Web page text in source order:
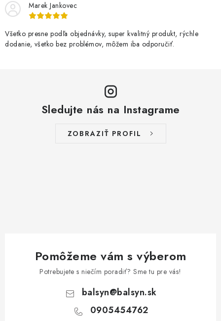
Marek Jankovec
Všetko presne podľa objednávky, super kvalitný produkt, rýchle
dodanie, všetko bez problémov, môžem iba odporučiť.
Sledujte nás na Instagrame
ZOBRAZIŤ PROFIL
Pomôžeme vám s výberom
Potrebujete s niečím poradiť? Sme tu pre vás!
balsyn@balsyn.sk
0905454762